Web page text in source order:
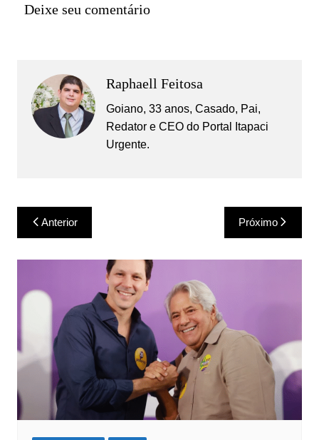
Deixe seu comentário
Raphaell Feitosa
Goiano, 33 anos, Casado, Pai,
Redator e CEO do Portal Itapaci
Urgente.
Navegação
de
Post
Anterior Próximo